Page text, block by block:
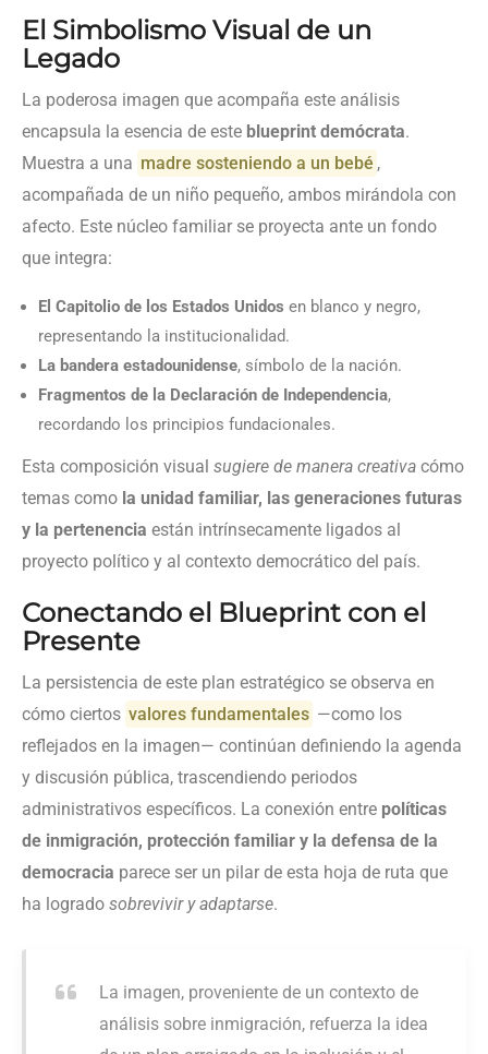
El Simbolismo Visual de un
Legado
La poderosa imagen que acompaña este análisis
encapsula la esencia de este blueprint demócrata.
Muestra a una madre sosteniendo a un bebé ,
acompañada de un niño pequeño, ambos mirándola con
afecto. Este núcleo familiar se proyecta ante un fondo
que integra:
El Capitolio de los Estados Unidos en blanco y negro,
representando la institucionalidad.
La bandera estadounidense, símbolo de la nación.
Fragmentos de la Declaración de Independencia,
recordando los principios fundacionales.
Esta composición visual sugiere de manera creativa cómo
temas como la unidad familiar, las generaciones futuras
y la pertenencia están intrínsecamente ligados al
proyecto político y al contexto democrático del país.
Conectando el Blueprint con el
Presente
La persistencia de este plan estratégico se observa en
cómo ciertos valores fundamentales —como los
reflejados en la imagen— continúan definiendo la agenda
y discusión pública, trascendiendo periodos
administrativos específicos. La conexión entre políticas
de inmigración, protección familiar y la defensa de la
democracia parece ser un pilar de esta hoja de ruta que
ha logrado sobrevivir y adaptarse.
La imagen, proveniente de un contexto de
análisis sobre inmigración, refuerza la idea